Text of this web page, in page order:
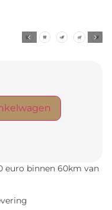
euro binnen 60km van